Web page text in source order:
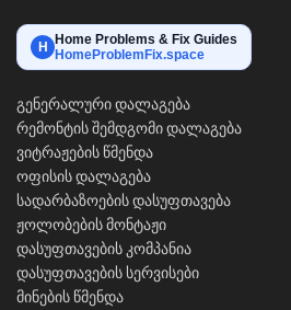
H
Home Problems & Fix Guides
HomeProblemFix.space
გენერალური დალაგება
რემონტის შემდგომი დალაგება
ვიტრაჟების წმენდა
ოფისის დალაგება
სადარბაზოების დასუფთავება
ჟოლობების მონტაჟი
დასუფთავების კომპანია
დასუფთავების სერვისები
მინების წმენდა